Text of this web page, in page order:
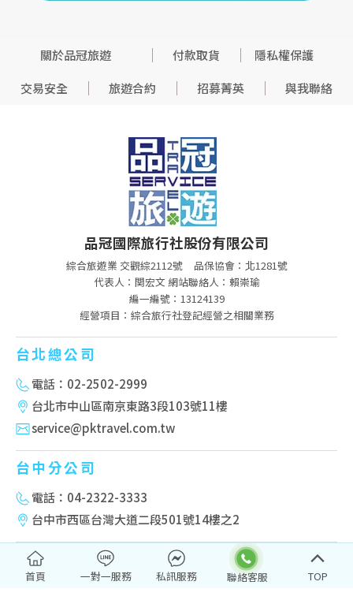
關於品冠旅遊 付款取貨
隱私權保護
交易安全
旅遊合約 招募菁英 與我聯絡
品冠國際旅行社股份有限公司
綜合旅遊業 交觀綜2112號
品保協會：北1281號
代表人：関宏文 網站聯絡人：賴崇瑜
編一編號：13124139
經營項目：綜合旅行社登記經營之相關業務
台北總公司
電話：02-2502-2999
台北市中山區南京東路3段103號11樓
service@pktravel.com.tw
台中分公司
電話：04-2322-3333
台中市西區台灣大道二段501號14樓之2
高雄分公司
首頁 一對一服務 私訊服務 TOP